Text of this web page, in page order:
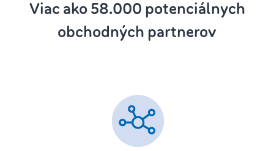
Viac ako 58.000 potenciálnych
obchodných partnerov